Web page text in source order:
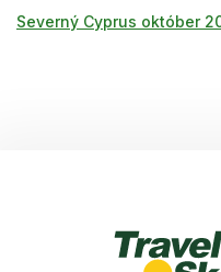
Severný Cyprus október